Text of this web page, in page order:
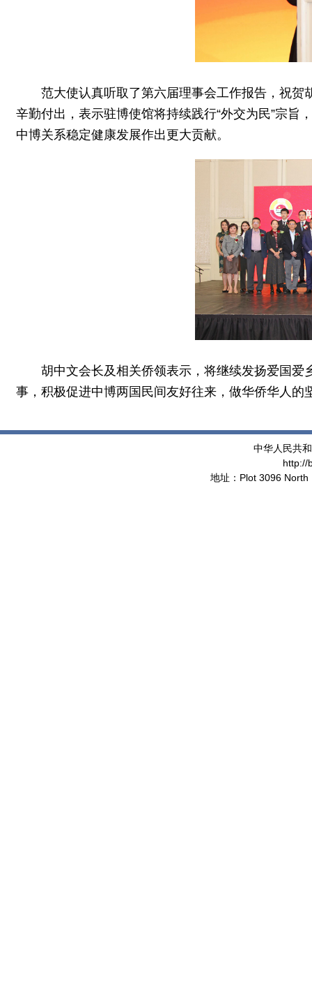
范大使认真听取了第六届理事会工作报告，祝
辛勤付出，表示驻博使馆将持续践行“外交为民”宗
中博关系稳定健康发展作出更大贡献。
胡中文会长及相关侨领表示，将继续发扬爱国
事，积极促进中博两国民间友好往来，做华侨华人的
中华人民共
http://
地址：Plot 3096